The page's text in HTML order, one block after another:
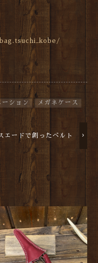
ーション メガネケース
エードで創ったベルト